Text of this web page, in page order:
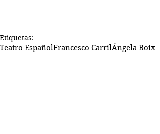
Etiquetas:
Teatro EspañolFrancesco CarrilÁngela Boix